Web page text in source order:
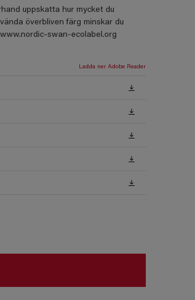
uppskatta hur mycket du
överbliven färg minskar du
swan-ecolabel.org
Ladda ner Adobe Reader